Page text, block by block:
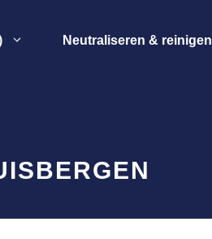
Neutraliseren & reinigen